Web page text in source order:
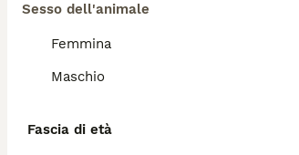
Sesso dell'animale
Femmina
Maschio
Fascia di età